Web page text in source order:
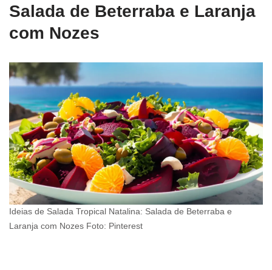
Salada de Beterraba e Laranja
com Nozes
Ideias de Salada Tropical Natalina: Salada de Beterraba e
Laranja com Nozes Foto: Pinterest